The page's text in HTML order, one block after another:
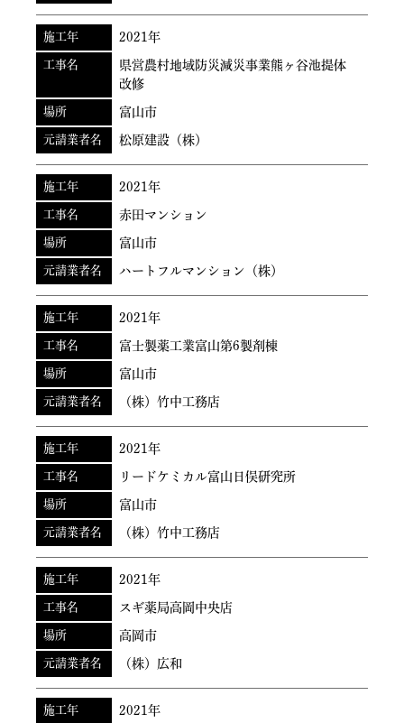
施工年 2021年
工事名
県営農村地域防災減災事業熊ヶ谷池提体
改修
場所 富山市
元請業者名 松原建設（株）
施工年 2021年
工事名 赤田マンション
場所 富山市
元請業者名 ハートフルマンション（株）
施工年 2021年
工事名 富士製薬工業富山第6製剤棟
場所 富山市
元請業者名 （株）竹中工務店
施工年 2021年
工事名 リードケミカル富山日俣研究所
場所 富山市
元請業者名 （株）竹中工務店
施工年 2021年
工事名 スギ薬局高岡中央店
場所 高岡市
元請業者名 （株）広和
施工年 2021年